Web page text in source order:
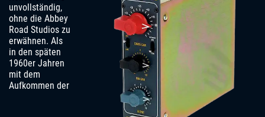
unvollständig,
ohne die Abbey
Road Studios zu
erwähnen. Als
in den späten
1960er Jahren
mit dem
Aufkommen der